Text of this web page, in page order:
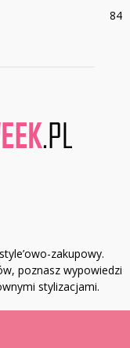
84
zakupowy.
poznasz wypowiedzi
stylizacjami.